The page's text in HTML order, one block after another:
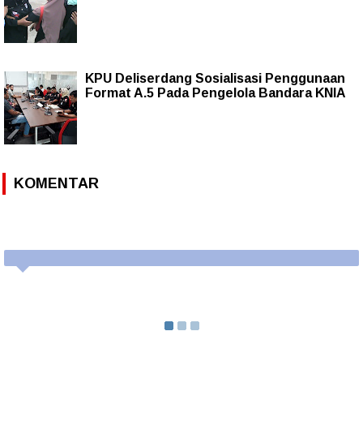
KPU Deliserdang Sosialisasi Penggunaan
Format A.5 Pada Pengelola Bandara KNIA
KOMENTAR